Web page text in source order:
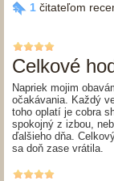
1 čitateľom
Celkové
Napriek mojim
očakávania. Každý
toho oplatí je cobra
spokojný z izbou,
ďalšieho dňa.
sa doň zase vrátila.